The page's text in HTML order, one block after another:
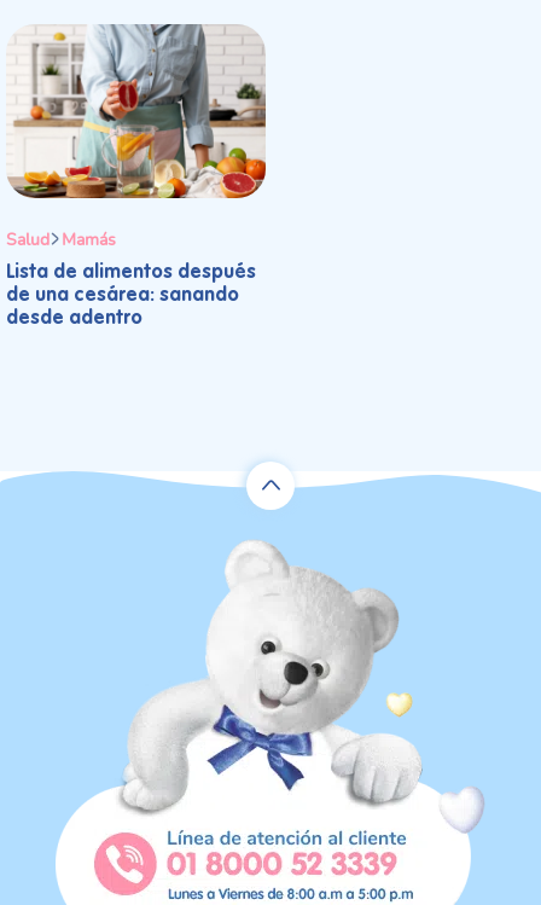
Salud Mamás
Lista de alimentos después
de una cesárea: sanando
desde adentro